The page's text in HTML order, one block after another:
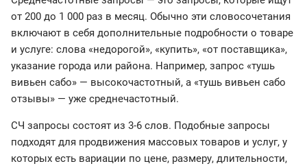
от 200 до 1 000 раз в месяц. Обычно эти словосочетания
включают в себя дополнительные подробности о товаре
и услуге: слова «недорогой», «купить», «от поставщика»,
указание города или района. Например, запрос «тушь
вивьен сабо» — высокочастотный, а «тушь вивьен сабо
отзывы» — уже среднечастотный.
СЧ запросы состоят из 3-6 слов. Подобные запросы
подходят для продвижения массовых товаров и услуг, у
которых есть вариации по цене, размеру, длительности,